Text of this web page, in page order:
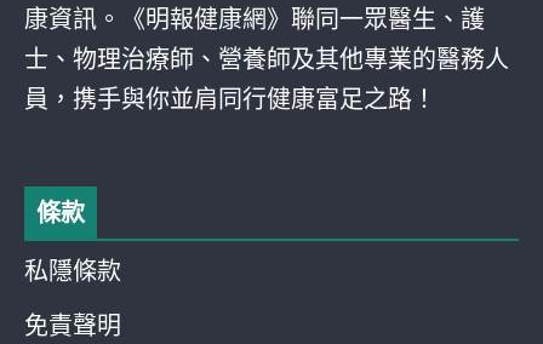
康資訊。《明報健康網》聯同一眾醫生、護
士、物理治療師、營養師及其他專業的醫務人
員，携手與你並肩同行健康富足之路！
條款
私隱條款
免責聲明